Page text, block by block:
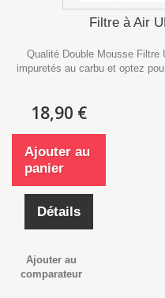
Filtre à Air
Qualité Double Mousse Filtre
impuretés au carbu et optez
18,90 €
Ajouter au
panier
Détails
Ajouter au
comparateur